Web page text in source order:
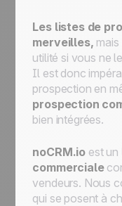
Les listes de
merveilles,
utilité si vous ne
Il est donc
prospection en
prospection
bien intégrées.
noCRM.io est un
commerciale
vendeurs. Nous
qui se posent à